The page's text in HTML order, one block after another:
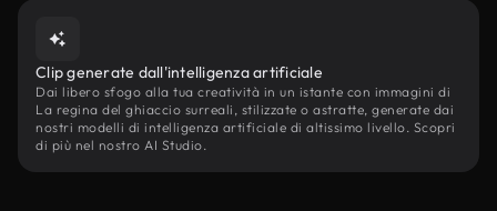
Clip generate dall'intelligenza artificiale
Dai libero sfogo alla tua creatività in un istante con immagini di
La regina del ghiaccio surreali, stilizzate o astratte, generate dai
nostri modelli di intelligenza artificiale di altissimo livello. Scopri
di più nel nostro AI Studio.